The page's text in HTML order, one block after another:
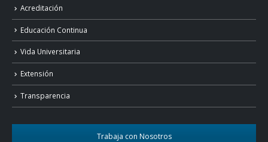
Acreditación
Educación Continua
Vida Universitaria
Extensión
Transparencia
Trabaja con Nosotros